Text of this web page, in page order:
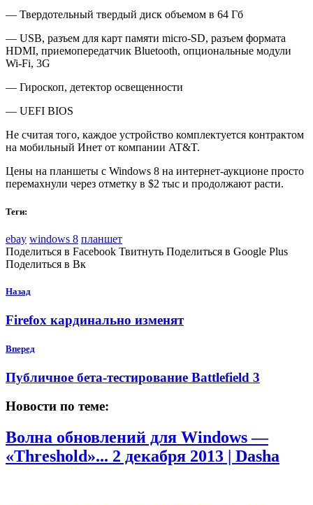
— Твердотельный твердый диск объемом в 64 Гб
— USB, разъем для карт памяти micro-SD, разъем формата
HDMI, приемопередатчик Bluetooth, опциональные модули
Wi-Fi, 3G
— Гироскоп, детектор освещенности
— UEFI BIOS
Не считая того, каждое устройство комплектуется контрактом
на мобильный Инет от компании AT&T.
Цены на планшеты с Windows 8 на интернет-аукционе просто
перемахнули через отметку в $2 тыс и продолжают расти.
Теги:
ebay windows 8 планшет
Поделиться в Facebook Твитнуть Поделиться в Google Plus
Поделиться в Вк
Назад
Firefox кардинально изменят
Вперед
Публичное бета-тестирование Battlefield 3
Новости по теме:
Волна обновлений для Windows —
«Threshold»... 2 декабря 2013 | Dasha